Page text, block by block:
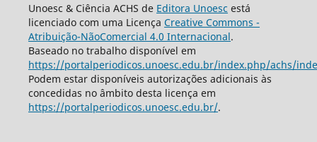
Unoesc & Ciência ACHS de Editora Unoesc está
licenciado com uma Licença Creative Commons -
Atribuição-NãoComercial 4.0 Internacional.
Baseado no trabalho disponível em
https://portalperiodicos.unoesc.edu.br/index.php/achs/
Podem estar disponíveis autorizações adicionais às
concedidas no âmbito desta licença em
https://portalperiodicos.unoesc.edu.br/.